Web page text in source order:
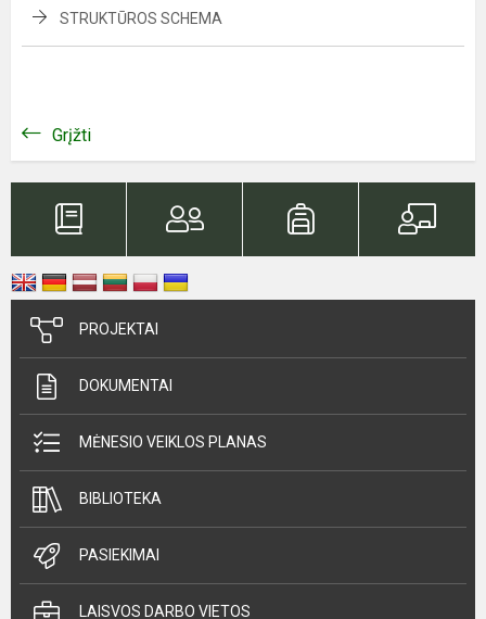
STRUKTŪROS SCHEMA
Grįžti
PROJEKTAI
DOKUMENTAI
MĖNESIO VEIKLOS PLANAS
BIBLIOTEKA
PASIEKIMAI
LAISVOS DARBO VIETOS